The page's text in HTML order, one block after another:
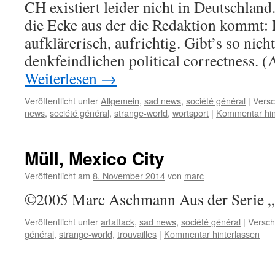
CH existiert leider nicht in
die Ecke aus der die Redaktion
aufklärerisch, aufrichtig. Gibt’s so
denkfeindlichen political correctness.
Weiterlesen →
Veröffentlicht unterAllgemein, sad news, société général |
news, société général, strange-world, wortsport | Kommentar
Müll, Mexico City
Veröffentlicht am 8. November 2014von marc
©2005 Marc Aschmann Aus der Serie
Veröffentlicht unterartattack, sad news, société général |
général, strange-world, trouvailles | Kommentar hinterlassen